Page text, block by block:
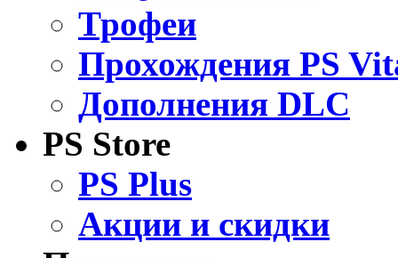
Трофеи
Прохождения PS
Дополнения DLC
PS Store
PS Plus
Акции и скидки